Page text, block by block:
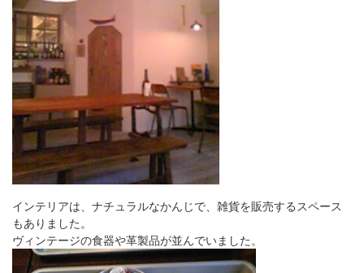
インテリアは、ナチュラルなかんじで、雑貨を販売するスペース
もありました。
ヴィンテージの食器や革製品が並んでいました。